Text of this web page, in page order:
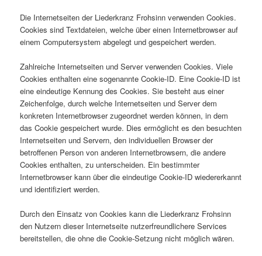
Die Internetseiten der Liederkranz Frohsinn verwenden Cookies.
Cookies sind Textdateien, welche über einen Internetbrowser auf
einem Computersystem abgelegt und gespeichert werden.
Zahlreiche Internetseiten und Server verwenden Cookies. Viele
Cookies enthalten eine sogenannte Cookie-ID. Eine Cookie-ID ist
eine eindeutige Kennung des Cookies. Sie besteht aus einer
Zeichenfolge, durch welche Internetseiten und Server dem
konkreten Internetbrowser zugeordnet werden können, in dem
das Cookie gespeichert wurde. Dies ermöglicht es den besuchten
Internetseiten und Servern, den individuellen Browser der
betroffenen Person von anderen Internetbrowsern, die andere
Cookies enthalten, zu unterscheiden. Ein bestimmter
Internetbrowser kann über die eindeutige Cookie-ID wiedererkannt
und identifiziert werden.
Durch den Einsatz von Cookies kann die Liederkranz Frohsinn
den Nutzern dieser Internetseite nutzerfreundlichere Services
bereitstellen, die ohne die Cookie-Setzung nicht möglich wären.